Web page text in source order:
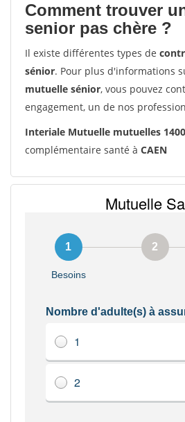
Comment trouver
senior pas chère ?
Il existe différentes types de
sénior. Pour plus d'informations
mutuelle sénior, vous pouvez
engagement, un de nos
Interiale Mutuelle mutuelles
complémentaire santé à CAEN